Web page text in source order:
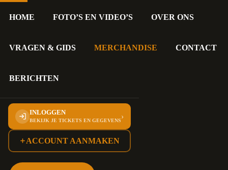
Sluiten
HOME
FOTO’S EN VIDEO’S OVER ONS
VRAGEN & GIDS MERCHANDISE CONTACT
BERICHTEN
INLOGGEN
BEKIJK JE TICKETS EN GEGEVENS›
ACCOUNT AANMAKEN